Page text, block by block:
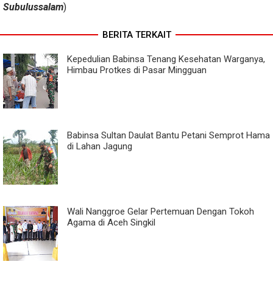
Subulussalam)
BERITA TERKAIT
Kepedulian Babinsa Tenang Kesehatan Warganya,
Himbau Protkes di Pasar Mingguan
Babinsa Sultan Daulat Bantu Petani Semprot Hama
di Lahan Jagung
Wali Nanggroe Gelar Pertemuan Dengan Tokoh
Agama di Aceh Singkil